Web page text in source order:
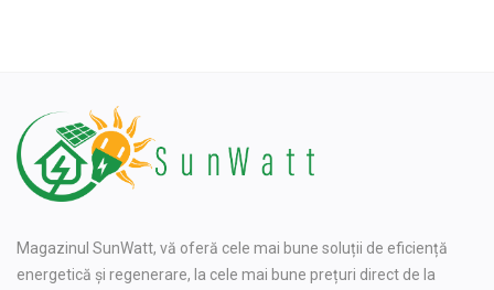
Magazinul SunWatt, vă oferă cele mai bune soluții de eficiență
energetică și regenerare, la cele mai bune prețuri direct de la